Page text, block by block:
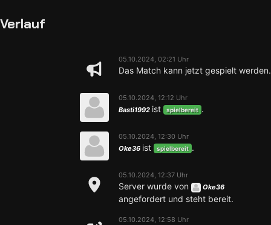
Verlauf
05.10.2024, 02:21 Uhr
Das Match kann jetzt gespielt werden.
05.10.2024, 12:12 Uhr
Basti1992 ist spielbereit .
05.10.2024, 12:30 Uhr
Oke36 ist spielbereit .
05.10.2024, 12:37 Uhr
Server wurde von Oke36
angefordert und steht bereit.
05.10.2024, 12:58 Uhr